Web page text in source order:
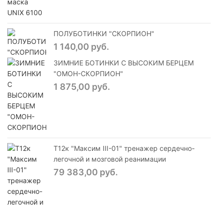
ПОЛУБОТИНКИ "СКОРПИОН"
1 140,00 руб.
ЗИМНИЕ БОТИНКИ С ВЫСОКИМ БЕРЦЕМ
"ОМОН-СКОРПИОН"
1 875,00 руб.
Т12к "Максим III-01" тренажер сердечно-
легочной и мозговой реанимации
79 383,00 руб.